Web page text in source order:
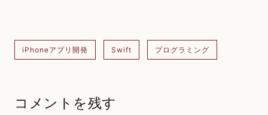
iPhoneアプリ開発 Swift プログラミング
コメントを残す